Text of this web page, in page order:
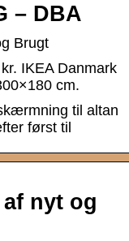
– DBA
Brugt
IKEA Danmark
cm.
til altan
først til
nyt og